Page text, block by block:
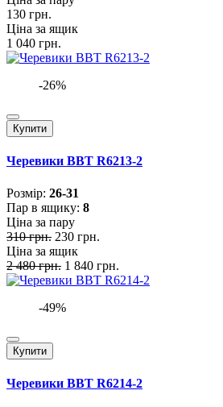
130 грн.
Ціна за ящик
1 040 грн.
-26%
Купити
Черевики BBT R6213-2
Розмiр: 26-31
Пар в ящику: 8
Ціна за пару
310 грн. 230 грн.
Ціна за ящик
2 480 грн. 1 840 грн.
-49%
Купити
Черевики BBT R6214-2